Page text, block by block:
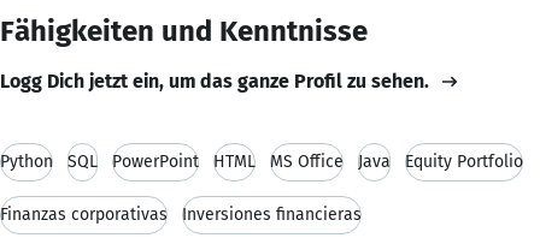
Fähigkeiten und Kenntnisse
Logg Dich jetzt ein, um das ganze Profil zu sehen.
Python SQL PowerPoint HTML MS Office Java Equity Portfolio
Finanzas corporativas Inversiones financieras